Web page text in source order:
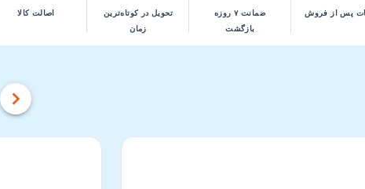
پس از فروش
ضمانت ۷ روزه
بازگشت
تحویل در کوتاه‌ترین
زمان
اصالت کالا